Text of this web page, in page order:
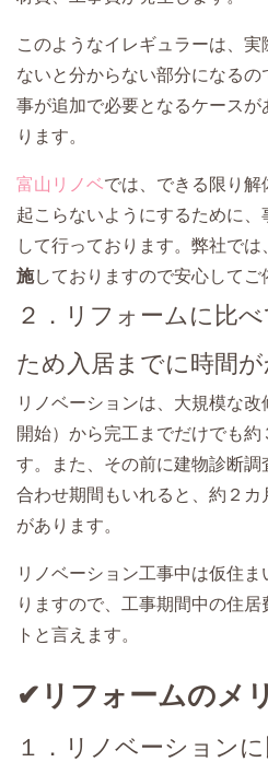
このようなイレギュラーは、
ないと分からない部分になる
事が追加で必要となるケース
ります。
富山リノベでは、できる限り
起こらないようにするために
して行っております。弊社では
施しておりますので安心してご
２．リフォームに比
ため入居までに時間が
リノベーションは、大規模な
開始）から完工までだけでも約
す。また、その前に建物診断
合わせ期間もいれると、約２
があります。
リノベーション工事中は仮住
りますので、工事期間中の住
トと言えます。
✔リフォームのメ
１．リノベーション